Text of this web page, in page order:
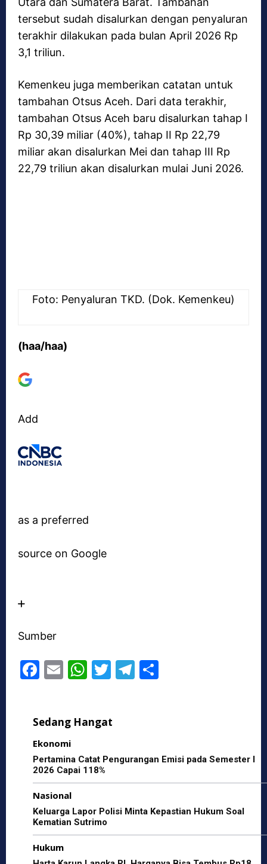
tersebut sudah disalurkan dengan penyaluran
terakhir dilakukan pada bulan April 2026 Rp
3,1 triliun.
Kemenkeu juga memberikan catatan untuk
tambahan Otsus Aceh. Dari data terakhir,
tambahan Otsus Aceh baru disalurkan tahap I
Rp 30,39 miliar (40%), tahap II Rp 22,79
miliar akan disalurkan Mei dan tahap III Rp
22,79 triliun akan disalurkan mulai Juni 2026.
Foto: Penyaluran TKD. (Dok. Kemenkeu)
(haa/haa)
Add
as a preferred
source on Google
Sumber
F
e
b
o
o
k
E
l
W
s
p
p
T
er
T
m
Sedang Hangat
Ekonomi
Pertamina Catat Pengurangan Emisi pada Semester I
2026 Capai 118%
Nasional
Keluarga Lapor Polisi Minta Kepastian Hukum Soal
Kematian Sutrimo
Hukum